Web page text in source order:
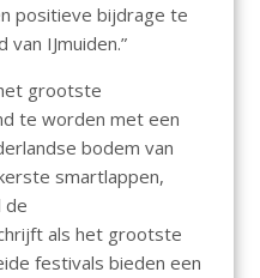
positieve bijdrage te
IJmuiden.”
grootste
te worden met een
bodem van
smartlappen,
de
als het grootste
festivals bieden een